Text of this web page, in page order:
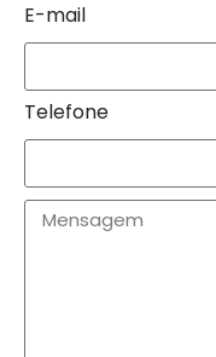
E-mail
Telefone